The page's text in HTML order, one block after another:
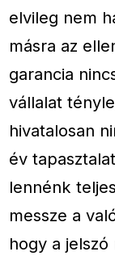
elvileg nem
másra az
garancia
vállalat
hivatalosan
év
lennénk
messze a
hogy a